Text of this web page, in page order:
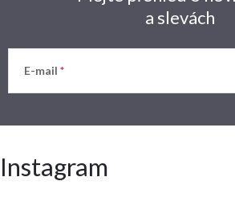
a slevách
E-mail
Instagram